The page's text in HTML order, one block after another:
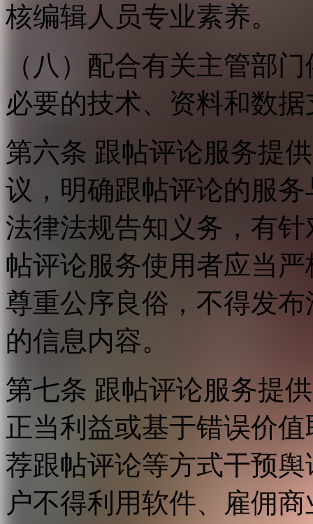
核编辑人员专业素养。
（八）配合有关主管部
必要的技术、资料和数
第六条 跟帖评论服务提
议，明确跟帖评论的服
法律法规告知义务，有
帖评论服务使用者应当
尊重公序良俗，不得发
的信息内容。
第七条 跟帖评论服务提
正当利益或基于错误价
荐跟帖评论等方式干预
户不得利用软件、雇佣